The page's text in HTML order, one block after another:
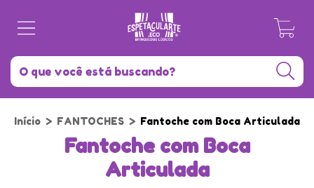
Início > FANTOCHES > Fantoche com Boca Articulada
Fantoche com Boca
Articulada